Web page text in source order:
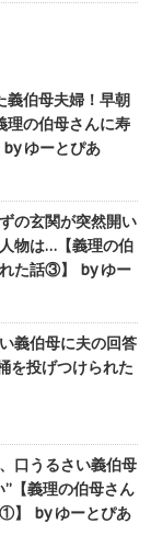
義伯母夫婦！早朝
理の伯母さんに寿
ゆーとぴあ
の玄関が突然開い
物は…【義理の伯
た話③】 by ゆー
義伯母に夫の回答
を投げつけられた
口うるさい義伯母
【義理の伯母さん
】 by ゆーとぴあ